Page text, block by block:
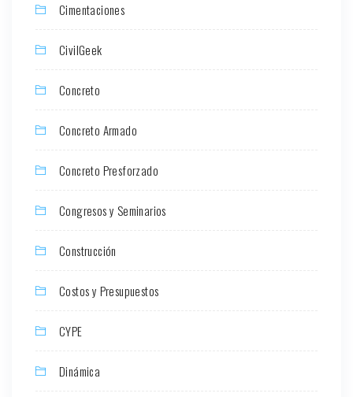
Cimentaciones
CivilGeek
Concreto
Concreto Armado
Concreto Presforzado
Congresos y Seminarios
Construcción
Costos y Presupuestos
CYPE
Dinámica